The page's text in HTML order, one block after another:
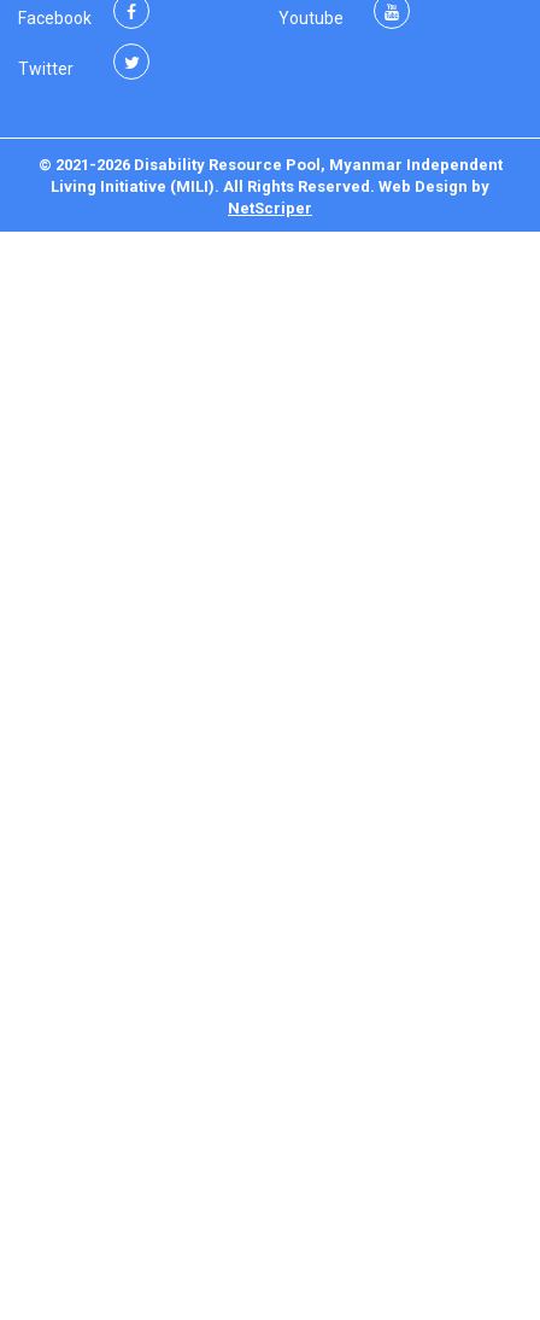
Facebook
Twitter
Youtube
© 2021-2026 Disability Resource Pool, Myanmar Independent
Living Initiative (MILI). All Rights Reserved. Web Design by
NetScriper